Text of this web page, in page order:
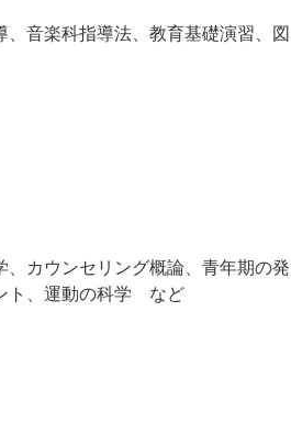
音楽科指導法、教育基礎演習、図
カウンセリング概論、青年期の発
ト、運動の科学 など